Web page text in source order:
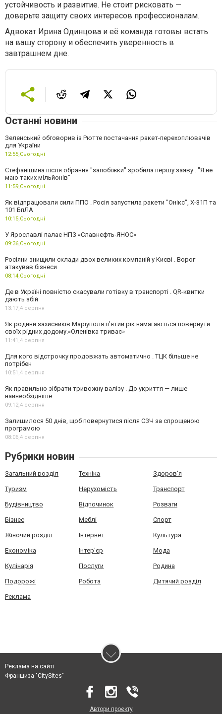
устойчивость и развитие. Не стоит рисковать —
доверьте защиту своих интересов профессионалам.
Адвокат Ирина Одинцова и её команда готовы встать
на вашу сторону и обеспечить уверенность в
завтрашнем дне.
Останні новини
Зеленський обговорив із Рютте постачання ракет-перехоплювачів
для України
12:55,Сьогодні
Стефанішина після обрання "запобіжки" зробила першу заяву . "Я не
маю таких мільйонів"
11:59,Сьогодні
Як відпрацювали сили ППО . Росія запустила ракети "Онікс", Х-31П та
101 БпЛА
10:15,Сьогодні
У Ярославлі палає НПЗ «Славнєфть-ЯНОС»
09:36,Сьогодні
Росіяни знищили склади двох великих компаній у Києві . Ворог
атакував бізнеси
08:14,Сьогодні
Де в Україні повністю скасували готівку в транспорті . QR-квитки
дають збій
13:17,4 серпня
Як родини захисників Маріуполя пʼятий рік намагаються повернути
своїх рідних додому.«Оленівка триває»
11:41,4 серпня
Для кого відстрочку продовжать автоматично . ТЦК більше не
потрібен
10:51,4 серпня
Як правильно зібрати тривожну валізу . До укриття — лише
найнеобхідніше
09:12,4 серпня
Залишилося 50 днів, щоб повернутися після СЗЧ за спрощеною
програмою
08:06,4 серпня
Рубрики новин
Загальний розділ Техніка Здоров'я
Туризм Нерухомість Транспорт
Будівництво Відпочинок Розваги
Бізнес Меблі Спорт
Жіночий розділ Інтернет Культура
Економіка Інтер'єр Мода
Кулінарія Послуги Родина
Подорожі Робота Дитячий розділ
Реклама
Реклама на сайті
Франшиза "CitySites"
Автори проєкту